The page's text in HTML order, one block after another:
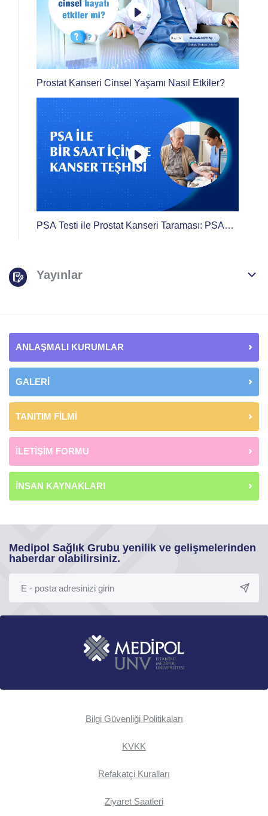
Prostat Kanseri Cinsel Yaşamı Nasıl Etkiler?
PSA Testi ile Prostat Kanseri Taraması: PSA
Yayınlar
ANLAŞMALI KURUMLAR
GALERİ
TANITIM FİLMİ
İLETİŞİM FORMU
İNSAN KAYNAKLARI
Medipol Sağlık Grubu yenilik ve gelişmelerinden
haberdar olabilirsiniz.
Bilgi Güvenliği Politikaları
KVKK
Refakatçi Kuralları
Ziyaret Saatleri